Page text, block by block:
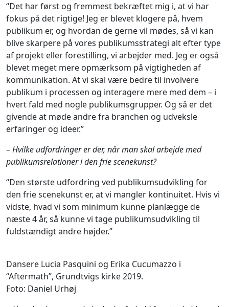
“Det har først og fremmest bekræftet mig i, at vi har
fokus på det rigtige! Jeg er blevet klogere på, hvem
publikum er, og hvordan de gerne vil mødes, så vi kan
blive skarpere på vores publikumsstrategi alt efter type
af projekt eller forestilling, vi arbejder med. Jeg er også
blevet meget mere opmærksom på vigtigheden af
kommunikation. At vi skal være bedre til involvere
publikum i processen og interagere mere med dem – i
hvert fald med nogle publikumsgrupper. Og så er det
givende at møde andre fra branchen og udveksle
erfaringer og ideer.”
– Hvilke udfordringer er der, når man skal arbejde med
publikumsrelationer i den frie scenekunst?
“Den største udfordring ved publikumsudvikling for
den frie scenekunst er, at vi mangler kontinuitet. Hvis vi
vidste, hvad vi som minimum kunne planlægge de
næste 4 år, så kunne vi tage publikumsudvikling til
fuldstændigt andre højder.”
Dansere Lucia Pasquini og Erika Cucumazzo i
“Aftermath”, Grundtvigs kirke 2019.
Foto: Daniel Urhøj